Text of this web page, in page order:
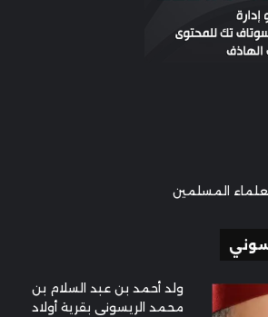
المسلمين
ولد أحمد بن عبد السلام بن
محمد الريسوني بقرية أولاد